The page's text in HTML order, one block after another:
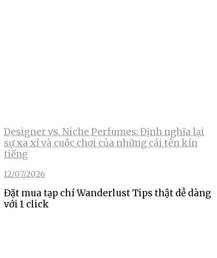
Designer vs. Niche Perfumes: Định nghĩa lại
sự xa xỉ và cuộc chơi của những cái tên kín
tiếng
12/07/2026
Đặt mua tạp chí Wanderlust Tips thật dễ dàng
với 1 click